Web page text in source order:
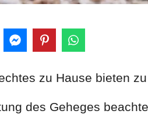
zu Hause bieten
des Geheges